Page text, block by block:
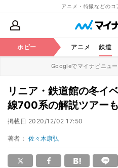
アニメ・特撮などのコ
ホビー アニメ 鉄道
Googleでマイナビニュ
リニア・鉄道館の冬イ
線700系の解説ツアーも
掲載日 2020/12/02 17:50
著者： 佐々木康弘